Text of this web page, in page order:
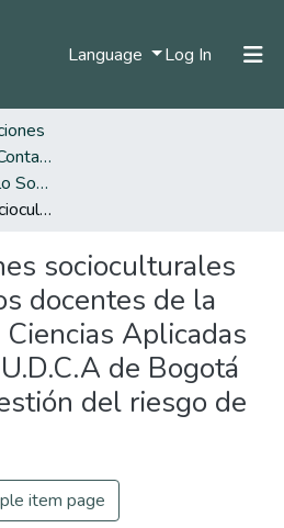
Language Log In (current)
Statistics
Facultad de Ciencias Contables Económicas y Administrativas
Maestria en Desarrollo Sostenible y Medio Ambiente
Representaciones socioculturales presentes en los docentes de la Universidad de Ciencias Aplicadas y Ambientales U.D.C.A de Bogotá respecto a la gestión del riesgo de desastres
socioculturales
docentes de la
Aplicadas
de Bogotá
del riesgo de
item page